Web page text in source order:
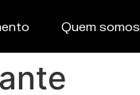
Quem somos